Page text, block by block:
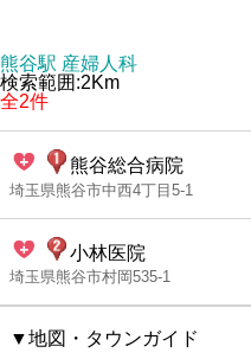
熊谷駅 産婦人科
検索範囲:2Km
全2件
熊谷総合病院
埼玉県熊谷市中西4丁目5-1
小林医院
埼玉県熊谷市村岡535-1
▼地図・タウンガイド